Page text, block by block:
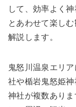
して、効率よく
とあわせて楽し
解説します。
鬼怒川温泉エリ
社や楯岩鬼怒姫
神社が複数あり